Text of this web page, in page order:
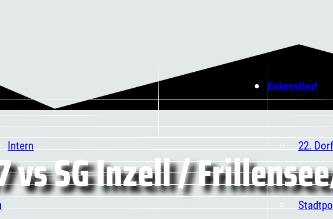
Eiskunstlauf
22.
Intern vs SG Inzell /